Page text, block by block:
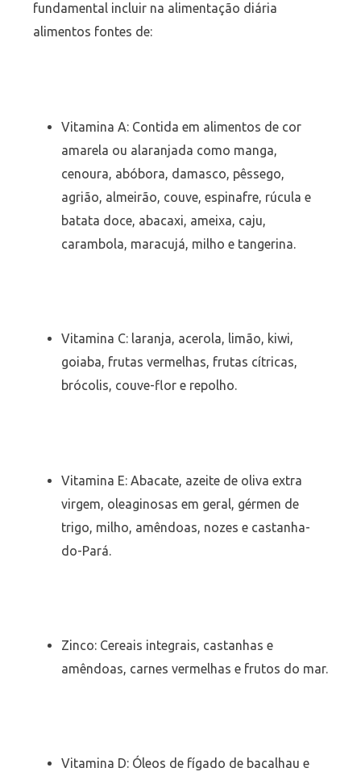
fundamental incluir na alimentação diária
alimentos fontes de:
Vitamina A: Contida em alimentos de cor
amarela ou alaranjada como manga,
cenoura, abóbora, damasco, pêssego,
agrião, almeirão, couve, espinafre, rúcula e
batata doce, abacaxi, ameixa, caju,
carambola, maracujá, milho e tangerina.
Vitamina C: laranja, acerola, limão, kiwi,
goiaba, frutas vermelhas, frutas cítricas,
brócolis, couve-flor e repolho.
Vitamina E: Abacate, azeite de oliva extra
virgem, oleaginosas em geral, gérmen de
trigo, milho, amêndoas, nozes e castanha-
do-Pará.
Zinco: Cereais integrais, castanhas e
amêndoas, carnes vermelhas e frutos do mar.
Vitamina D: Óleos de fígado de bacalhau e